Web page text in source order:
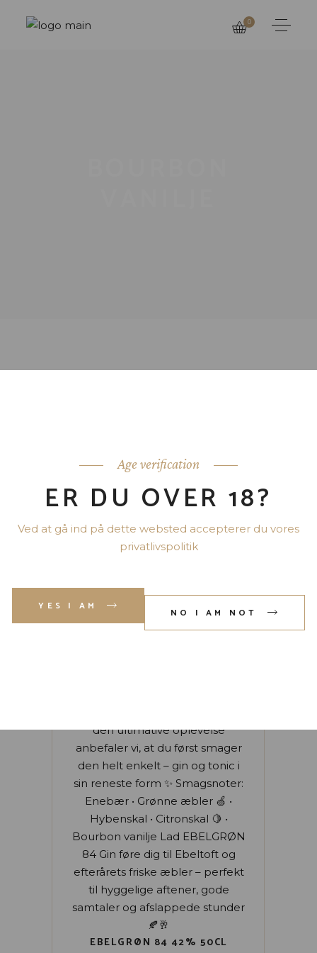
Age verification
ER DU OVER 18?
Ved at gå ind på dette websted accepterer du vores
privatlivspolitik
YES I AM
NO I AM NOT
0
EBELGRØN 84 42% 50CL